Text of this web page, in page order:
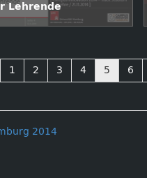
Lehrende
1 2 3 4 5 6
2014